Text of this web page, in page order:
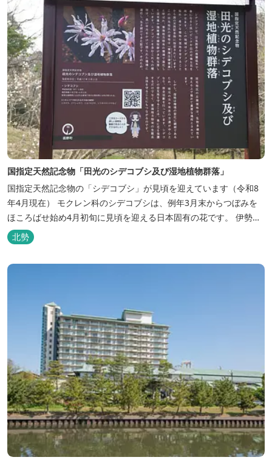
国指定天然記念物「田光のシデコブシ及び湿地植物群落」
国指定天然記念物の「シデコブシ」が見頃を迎えています（令和8
年4月現在） モクレン科のシデコブシは、例年3月末からつぼみを
ほころばせ始め4月初旬に見頃を迎える日本固有の花です。 伊勢湾
周辺の狭い範囲に自生するシデコブシは、三重県内ではいなべ市、
菰野町、四日市市などの北勢地方に見られ これらの自生地は日本に
北勢